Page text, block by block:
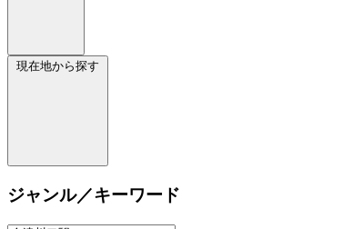
現在地から探す
ジャンル／キーワード